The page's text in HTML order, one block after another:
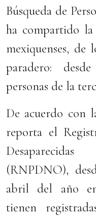
Búsqueda de
ha compartido
mexiquenses, de
paradero:
personas de la
De acuerdo con
reporta el
(RNPDNO),
abril del año
tienen